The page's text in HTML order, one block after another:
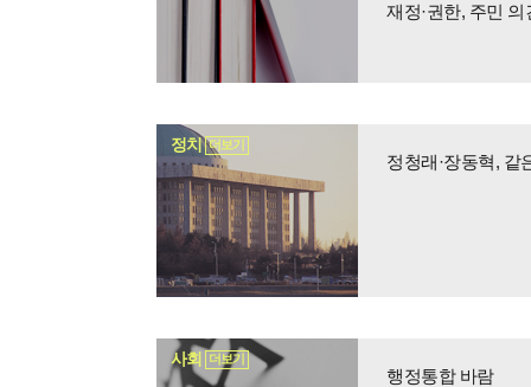
재정·권한, 주민
정치 더보기
정청래·장동혁,
사회 더보기
행정통합 바람